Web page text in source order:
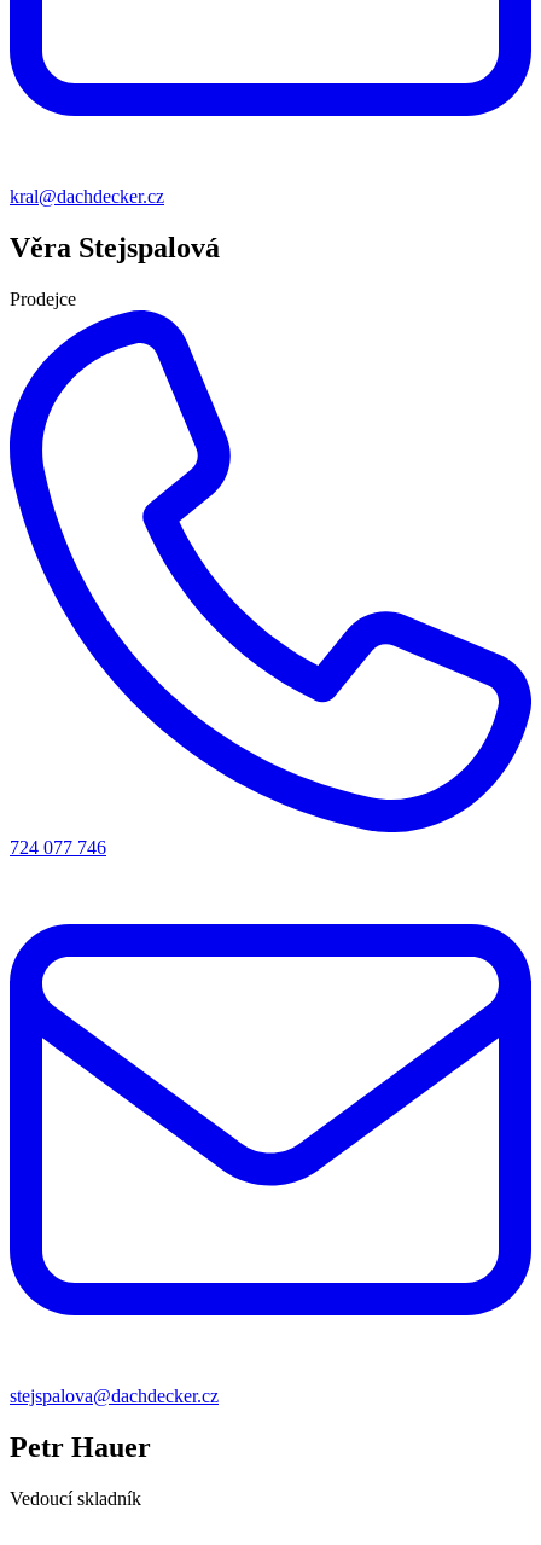
kral@dachdecker.cz
Věra Stejspalová
Prodejce
724 077 746
stejspalova@dachdecker.cz
Petr Hauer
Vedoucí skladník